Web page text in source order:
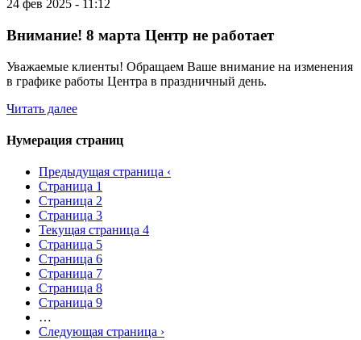
24 фев 2025 - 11:12
Внимание! 8 марта Центр не работает
Уважаемые клиенты! Обращаем Ваше внимание на изменения
в графике работы Центра в праздничный день.
Читать далее
Нумерация страниц
Предыдущая страница ‹
Страница 1
Страница 2
Страница 3
Текущая страница 4
Страница 5
Страница 6
Страница 7
Страница 8
Страница 9
…
Следующая страница ›